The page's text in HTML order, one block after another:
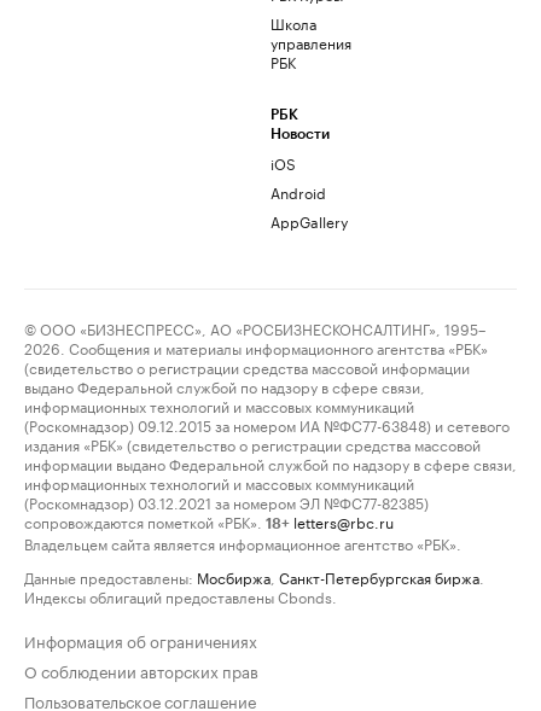
Школа
управления
РБК
РБК
Новости
iOS
Android
AppGallery
© ООО «БИЗНЕСПРЕСС», АО «РОСБИЗНЕСКОНСАЛТИНГ», 1995–
2026. Сообщения и материалы информационного агентства «РБК»
(свидетельство о регистрации средства массовой информации
выдано Федеральной службой по надзору в сфере связи,
информационных технологий и массовых коммуникаций
(Роскомнадзор) 09.12.2015 за номером ИА №ФС77-63848) и сетевого
издания «РБК» (свидетельство о регистрации средства массовой
информации выдано Федеральной службой по надзору в сфере связи,
информационных технологий и массовых коммуникаций
(Роскомнадзор) 03.12.2021 за номером ЭЛ №ФС77-82385)
сопровождаются пометкой «РБК».
18+ letters@rbc.ru
Владельцем сайта является информационное агентство «РБК».
Данные предоставлены: Мосбиржа Санкт-Петербургская биржа
Индексы облигаций предоставлены Cbonds.
Информация об ограничениях
О соблюдении авторских прав
Пользовательское соглашение